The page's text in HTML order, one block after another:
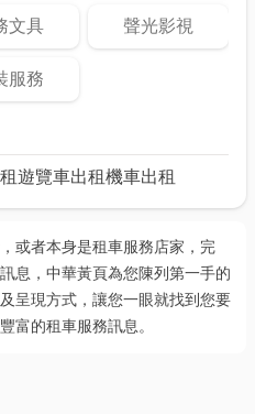
文具 聲光影視
服務
遊覽車出租機車出租
或者本身是租車服務店家，完
息，中華黃頁為您陳列第一手的
呈現方式，讓您一眼就找到您要
富的租車服務訊息。